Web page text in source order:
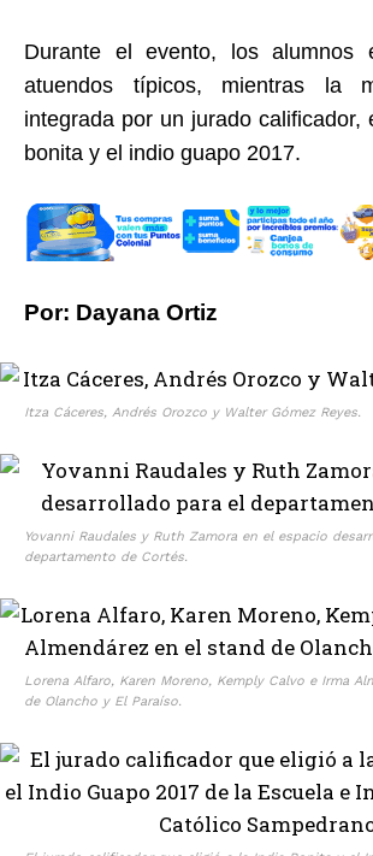
Durante el evento, los alumnos
atuendos típicos, mientras la
integrada por un jurado calificador,
bonita y el indio guapo 2017.
Por: Dayana Ortiz
Itza Cáceres, Andrés Orozco y Walter Gómez Reyes.
Yovanni Raudales y Ruth Zamora en el espacio
departamento de Cortés.
Lorena Alfaro, Karen Moreno, Kemply Calvo e Irma
de Olancho y El Paraíso.